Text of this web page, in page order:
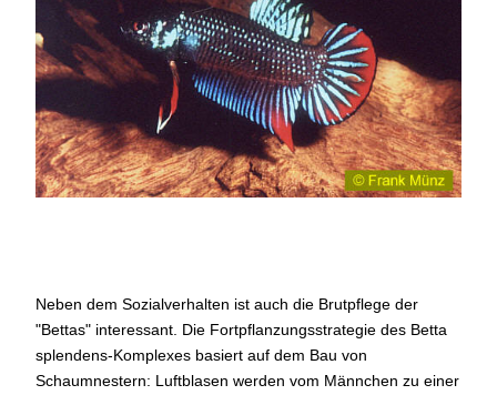
Neben dem Sozialverhalten ist auch die Brutpflege der
"Bettas" interessant. Die Fortpflanzungsstrategie des Betta
splendens-Komplexes basiert auf dem Bau von
Schaumnestern: Luftblasen werden vom Männchen zu einer